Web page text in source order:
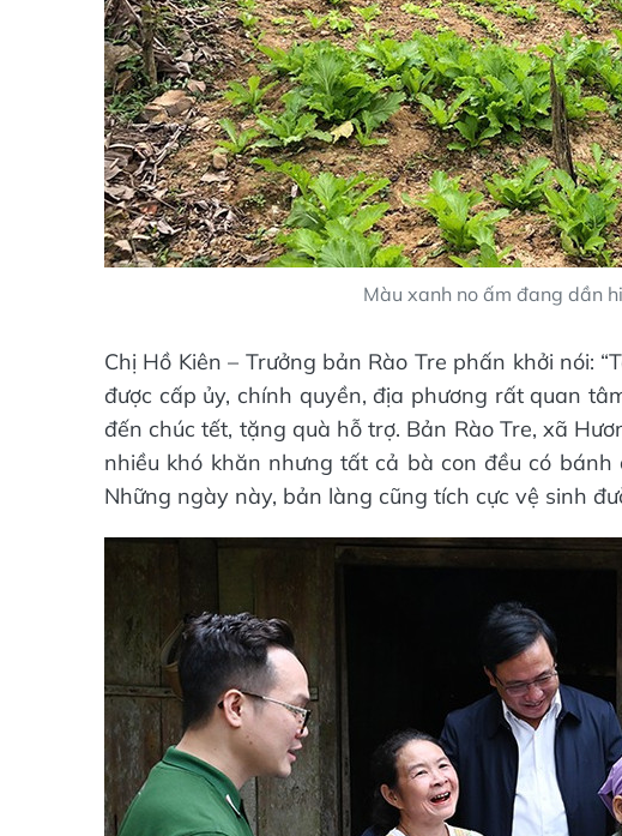
Màu xanh no ấm đang dần
Chị Hồ Kiên – Trưởng bản Rào Tre phấn khởi nói:
được cấp ủy, chính quyền, địa phương rất quan
đến chúc tết, tặng quà hỗ trợ. Bản Rào Tre, xã
nhiều khó khăn nhưng tất cả bà con đều có
Những ngày này, bản làng cũng tích cực vệ sinh